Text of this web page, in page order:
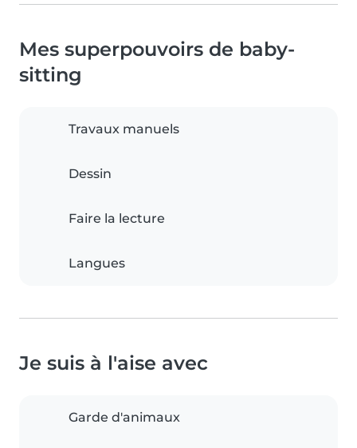
Mes superpouvoirs de baby-
sitting
Travaux manuels
Dessin
Faire la lecture
Langues
Je suis à l'aise avec
Garde d'animaux